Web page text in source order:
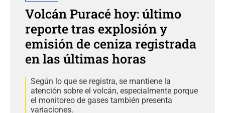
Volcán Puracé hoy: último
reporte tras explosión y
emisión de ceniza registrada
en las últimas horas
Según lo que se registra, se mantiene la
atención sobre el volcán, especialmente porque
el monitoreo de gases también presenta
variaciones.